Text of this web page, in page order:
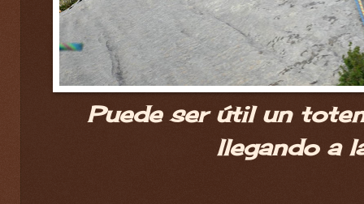
Puede ser útil un
llegando a